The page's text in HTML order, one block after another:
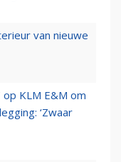
van nieuwe
KLM E&M om
‘Zwaar